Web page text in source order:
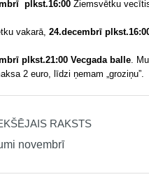
plkst.16:00 Ziemsvētku
vakarā, 24.decembrī
plkst.21:00 Vecgada balle .
2 euro, līdzi ņemam „groziņu”.
RAKSTS
novembrī